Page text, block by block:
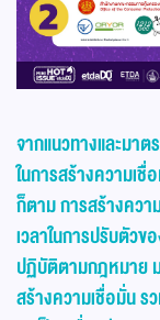
จากแนวทางและมา
ในการสร้างความเชื่
ก็ตาม การสร้างควา
เวลาในการปรับตัวข
ปฏิบัติตามกฎหมาย
สร้างความเชื่อมั่น ร